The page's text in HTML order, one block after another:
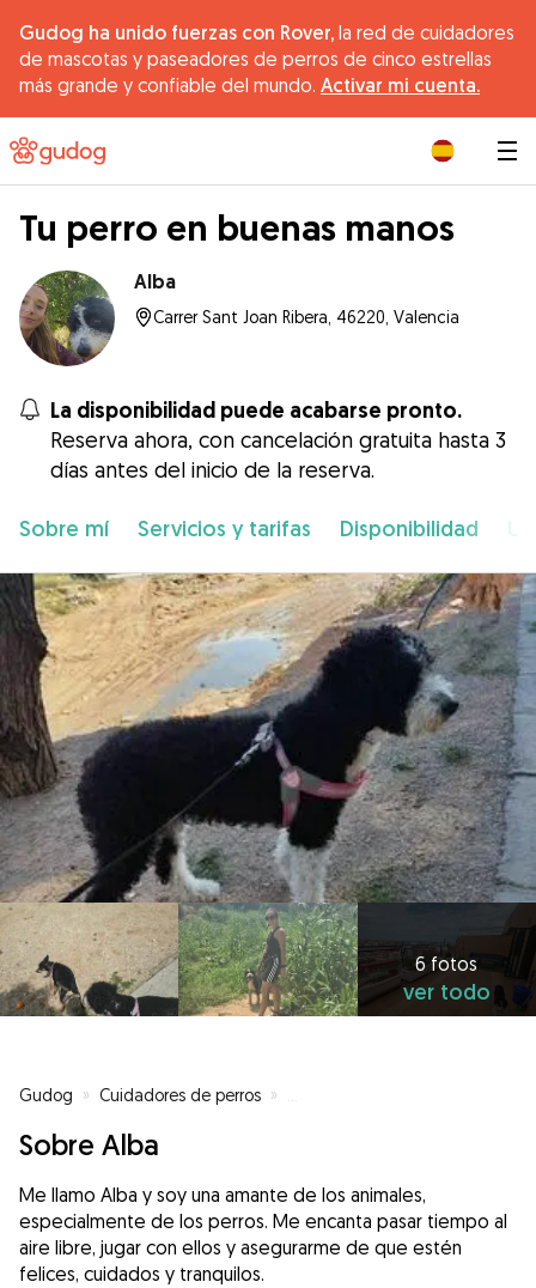
Gudog ha unido fuerzas con Rover, la red de cuidadores
de mascotas y paseadores de perros de cinco estrellas
más grande y confiable del mundo. Activar mi cuenta.
Tu perro en buenas manos
Alba
Carrer Sant Joan Ribera, 46220, Valencia
La disponibilidad puede acabarse pronto.
Reserva ahora, con cancelación gratuita hasta 3
días antes del inicio de la reserva.
Sobre mí Servicios y tarifas Disponibilidad
6 fotos
ver todo
Gudog » Cuidadores de perros »
Sobre Alba
Me llamo Alba y soy una amante de los animales,
especialmente de los perros. Me encanta pasar tiempo al
aire libre, jugar con ellos y asegurarme de que estén
felices, cuidados y tranquilos.